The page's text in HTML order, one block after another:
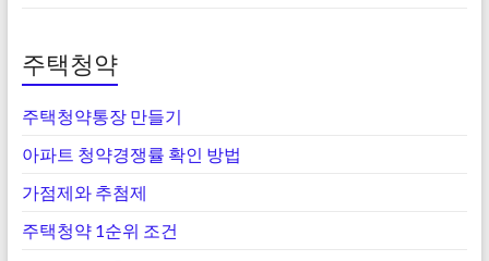
주택청약
주택청약통장 만들기
아파트 청약경쟁률 확인 방법
가점제와 추첨제
주택청약 1순위 조건